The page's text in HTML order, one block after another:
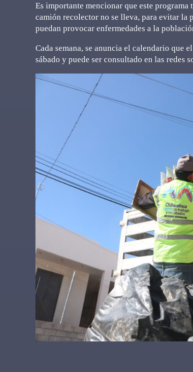
Es importante mencionar que este
camión recolector no se lleva, para evitar la
puedan provocar enfermedades a la
Cada semana, se anuncia el calendario que
sábado y puede ser consultado en las